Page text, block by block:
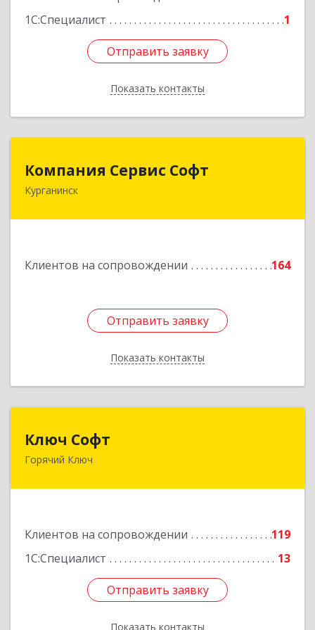
1С:Специалист
1
Отправить заявку
Показать контакты
Отправить заявку
Назад
Компания Сервис Софт
Курганинск
Клиентов на сопровождении 164
Отправить заявку
Показать контакты
Компания Сервис Софт
352430, Краснодарский край, Курганинск г,
Отправить заявку
Назад
Ключ Софт
Горячий Ключ
Клиентов на сопровождении
119
1С:Специалист
13
Отправить заявку
Показать контакты
353287, Краснодарский край, Горячий Ключ г,
Отправить заявку
Назад